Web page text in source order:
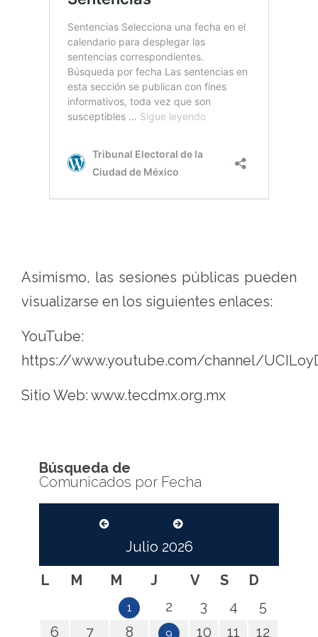
Asimismo, las sesiones públicas pueden
visualizarse en los siguientes enlaces:
YouTube:
https://www.youtube.com/channel/
Sitio Web: www.tecdmx.org.mx
Búsqueda de
Comunicados por Fecha
Julio 2026
L
M M J V S D
1 2 3 4
5
6
7 8 9 10 11
12